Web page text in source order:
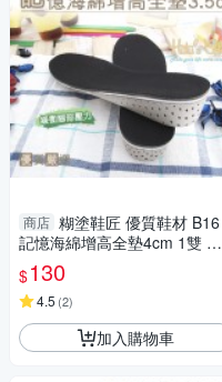
商店 糊塗鞋匠 優質鞋材 B16
記憶海綿增高全墊4cm 1雙 增
高鞋墊 記憶綿增高全墊 EVA增
高鞋墊 EVA增高墊
$130
4.5 (2)
加入購物車